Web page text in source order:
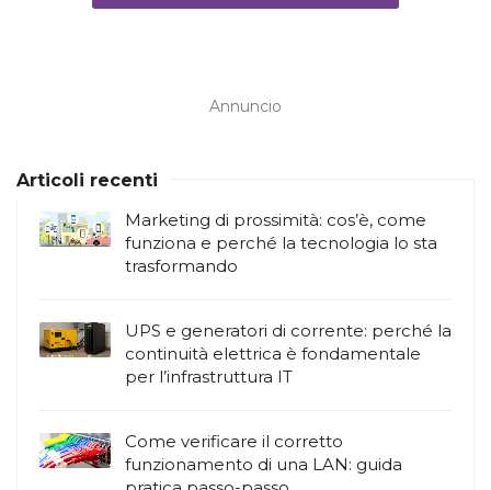
Annuncio
Articoli recenti
Marketing di prossimità: cos’è, come
funziona e perché la tecnologia lo sta
trasformando
UPS e generatori di corrente: perché la
continuità elettrica è fondamentale
per l’infrastruttura IT
Come verificare il corretto
funzionamento di una LAN: guida